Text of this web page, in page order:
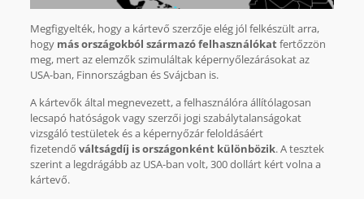
Megfigyelték, hogy a kártevő szerzője elég jól felkészült arra,
hogy más országokból származó felhasználókatfertőzzön
meg, mert az elemzők szimuláltak képernyőlezárásokat az
USA-ban, Finnországban és Svájcban is.
A kártevők által megnevezett, a felhasználóra állítólagosan
lecsapó hatóságok vagy szerzői jogi szabálytalanságokat
vizsgáló testületek és a képernyőzár feloldásáért
fizetendő váltságdíj is országonként különbözik. A tesztek
szerint a legdrágább az USA-ban volt, 300 dollárt kért volna a
kártevő.